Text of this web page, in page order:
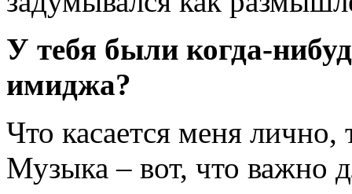
У тебя были когда-
имиджа?
Что касается меня лично,
Музыка – вот, что важно